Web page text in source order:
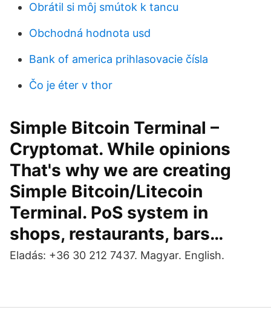
Obrátil si môj smútok k tancu
Obchodná hodnota usd
Bank of america prihlasovacie čísla
Čo je éter v thor
Simple Bitcoin Terminal –
Cryptomat. While opinions
That's why we are creating
Simple Bitcoin/Litecoin
Terminal. PoS system in
shops, restaurants, bars…
Eladás: +36 30 212 7437. Magyar. English.